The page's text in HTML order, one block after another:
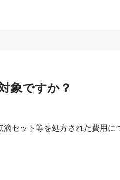
象ですか？
セット等を処方された費用に